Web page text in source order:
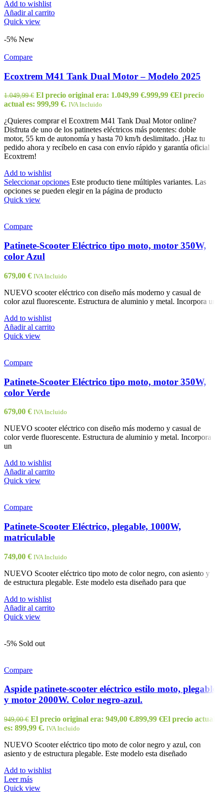
Add to wishlist
Añadir al carrito
Quick view
-5% New
Compare
Ecoxtrem M41 Tank Dual Motor – Modelo 2025
1.049,99€ El precio original era: 1.049,99 €.999,99 €El precio
actual es: 999,99 €. IVA Incluido
¿Quieres comprar el Ecoxtrem M41 Tank Dual Motor online?
Disfruta de uno de los patinetes eléctricos más potentes: doble
motor, 55 km de autonomía y hasta 70 km/h deslimitado. ¡Haz tu
pedido ahora y recíbelo en casa con envío rápido y garantía oficial
Ecoxtrem!
Add to wishlist
Seleccionar opciones Este producto tiene múltiples variantes. Las
opciones se pueden elegir en la página de producto
Quick view
Compare
Patinete-Scooter Eléctrico tipo moto, motor 350W,
color Azul
679,00 € IVA Incluido
NUEVO scooter eléctrico con diseño más moderno y casual de
color azul fluorescente. Estructura de aluminio y metal. Incorpora un
Add to wishlist
Añadir al carrito
Quick view
Compare
Patinete-Scooter Eléctrico tipo moto, motor 350W,
color Verde
679,00 € IVA Incluido
NUEVO scooter eléctrico con diseño más moderno y casual de
color verde fluorescente. Estructura de aluminio y metal. Incorpora
un
Add to wishlist
Añadir al carrito
Quick view
Compare
Patinete-Scooter Eléctrico, plegable, 1000W,
matriculable
749,00 € IVA Incluido
NUEVO Scooter eléctrico tipo moto de color negro, con asiento y
de estructura plegable. Este modelo esta diseñado para que
Add to wishlist
Añadir al carrito
Quick view
-5% Sold out
Compare
Aspide patinete-scooter eléctrico estilo moto, plegable
y motor 2000W. Color negro-azul.
949,00€ El precio original era: 949,00 €.899,99 €El precio actual
es: 899,99 €. IVA Incluido
NUEVO Scooter eléctrico tipo moto de color negro y azul, con
asiento y de estructura plegable. Este modelo esta diseñado
Add to wishlist
Leer más
Quick view